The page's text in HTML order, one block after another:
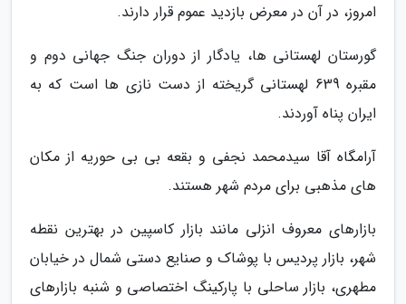
امروز، در آن در معرض بازدید عموم قرار دارند.
گورستان لهستانی ها، یادگار از دوران جنگ جهانی دوم و
مقبره 639 لهستانی گریخته از دست نازی ها است که به
ایران پناه آوردند.
آرامگاه آقا سیدمحمد نجفی و بقعه بی بی حوریه از مکان
های مذهبی برای مردم شهر هستند.
بازارهای معروف انزلی مانند بازار کاسپین در بهترین نقطه
شهر، بازار پردیس با پوشاک و صنایع دستی شمال در خیابان
مطهری، بازار ساحلی با پارکینگ اختصاصی و شنبه بازارهای